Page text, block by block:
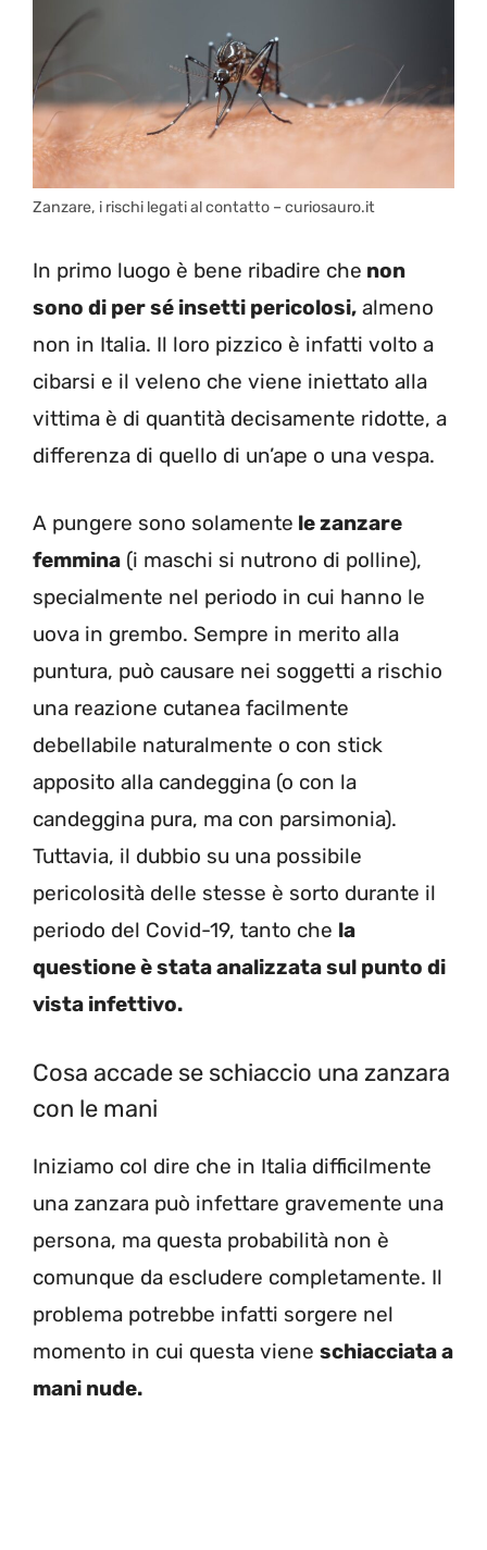
Zanzare, i rischi legati al contatto – curiosauro.it
In primo luogo è bene ribadire che non
sono di per sé insetti pericolosi, almeno
non in Italia. Il loro pizzico è infatti volto a
cibarsi e il veleno che viene iniettato alla
vittima è di quantità decisamente ridotte, a
differenza di quello di un’ape o una vespa.
A pungere sono solamente le zanzare
femmina (i maschi si nutrono di polline),
specialmente nel periodo in cui hanno le
uova in grembo. Sempre in merito alla
puntura, può causare nei soggetti a rischio
una reazione cutanea facilmente
debellabile naturalmente o con stick
apposito alla candeggina (o con la
candeggina pura, ma con parsimonia).
Tuttavia, il dubbio su una possibile
pericolosità delle stesse è sorto durante il
periodo del Covid-19, tanto che la
questione è stata analizzata sul punto di
vista infettivo.
Cosa accade se schiaccio una zanzara
con le mani
Iniziamo col dire che in Italia difficilmente
una zanzara può infettare gravemente una
persona, ma questa probabilità non è
comunque da escludere completamente. Il
problema potrebbe infatti sorgere nel
momento in cui questa viene schiacciata a
mani nude.